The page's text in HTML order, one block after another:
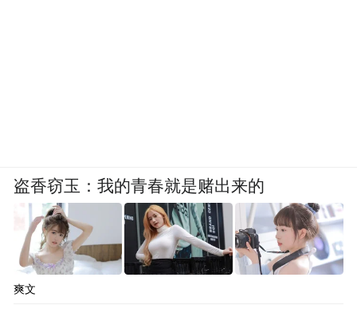
盗香窃玉：我的青春就是赌出来的
爽文